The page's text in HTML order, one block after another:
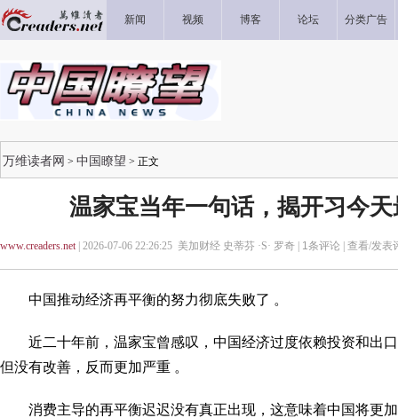
新闻 视频 博客 论坛 分类广告
万维读者网 > 中国瞭望 > 正文
温家宝当年一句话，揭开习今
www.creaders.net| 2026-07-06 22:26:25 美加财经 史蒂芬 ·S· 罗奇 | 1条评论 | 查看/发表
中国推动经济再平衡的努力彻底失败了 。
近二十年前，温家宝曾感叹，中国经济过度依赖投资和出口
但没有改善，反而更加严重 。
消费主导的再平衡迟迟没有真正出现，这意味着中国将更加